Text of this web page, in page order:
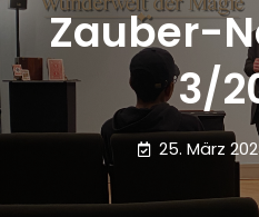
Zauber-
3/
25. März